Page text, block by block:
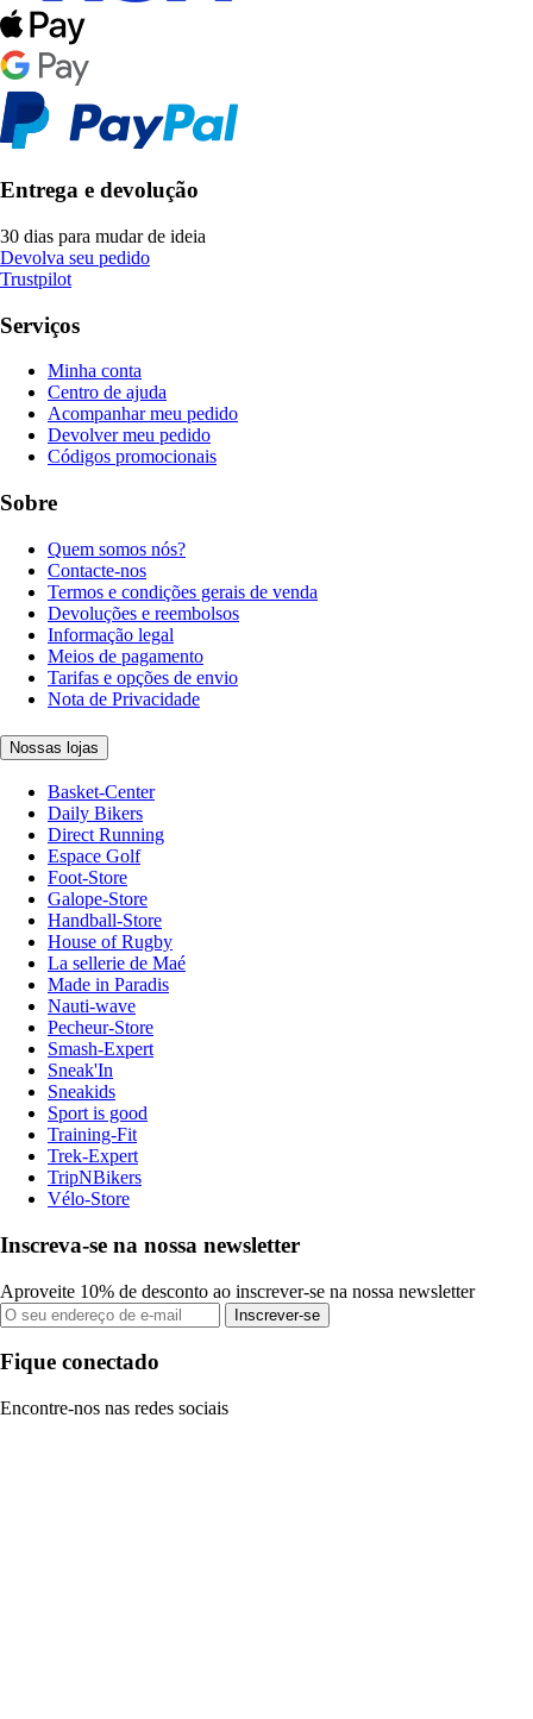
Entrega e devolução
30 dias para mudar de ideia
Devolva seu pedido
Trustpilot
Serviços
Minha conta
Centro de ajuda
Acompanhar meu pedido
Devolver meu pedido
Códigos promocionais
Sobre
Quem somos nós?
Contacte-nos
Termos e condições gerais de venda
Devoluções e reembolsos
Informação legal
Meios de pagamento
Tarifas e opções de envio
Nota de Privacidade
Nossas lojas
Basket-Center
Daily Bikers
Direct Running
Espace Golf
Foot-Store
Galope-Store
Handball-Store
House of Rugby
La sellerie de Maé
Made in Paradis
Nauti-wave
Pecheur-Store
Smash-Expert
Sneak'In
Sneakids
Sport is good
Training-Fit
Trek-Expert
TripNBikers
Vélo-Store
Inscreva-se na nossa newsletter
Aproveite 10% de desconto ao inscrever-se na nossa newsletter
Inscrever-se
Fique conectado
Encontre-nos nas redes sociais